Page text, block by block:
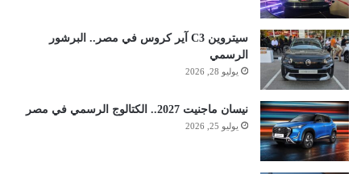
سيتروين C3 آير كروس في مصر.. البرشور
الرسمي
يوليو 28, 2026
نيسان ماجنيت 2027.. الكتالوج الرسمي في مصر
يوليو 25, 2026